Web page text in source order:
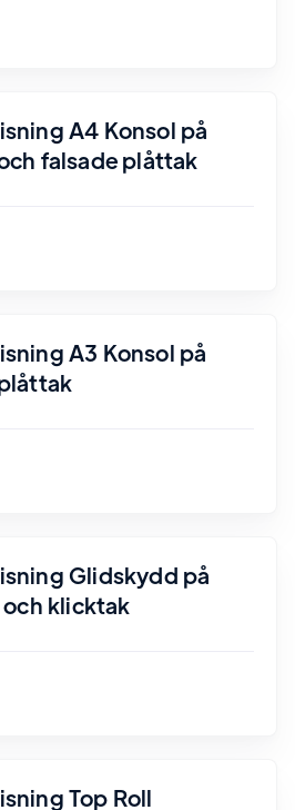
A4 Konsol på
falsade plåttak
A3 Konsol på
Glidskydd på
klicktak
Top Roll